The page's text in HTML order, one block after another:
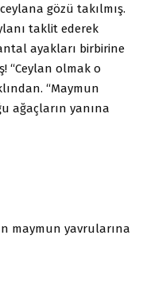
gözü takılmış.
taklit ederek
ayakları birbirine
“Ceylan olmak o
“Maymun
ağaçların yanına
maymun yavrularına